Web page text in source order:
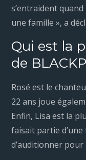
s’entraident quand
une famille », a
Qui est la
de
Rosé est le
22 ans joue
Enfin, Lisa est la
faisait partie
d’auditionner